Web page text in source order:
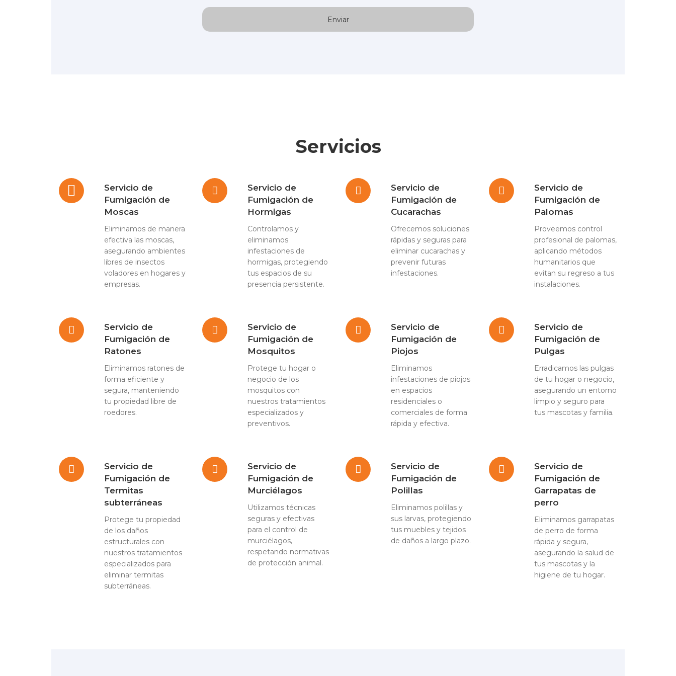
Servicios
Servicio de
Fumigación de
Moscas
Eliminamos de manera
efectiva las moscas,
asegurando ambientes
libres de insectos
voladores en hogares y
empresas.
Servicio de
Fumigación de
Hormigas
Controlamos y
eliminamos
infestaciones de
hormigas, protegiendo
tus espacios de su
presencia persistente.
Servicio de
Fumigación de
Cucarachas
Ofrecemos soluciones
rápidas y seguras para
eliminar cucarachas y
prevenir futuras
infestaciones.
Servicio de
Fumigación de
Palomas
Proveemos control
profesional de palomas,
aplicando métodos
humanitarios que
evitan su regreso a tus
instalaciones.
Servicio de
Fumigación de
Ratones
Eliminamos ratones de
forma eficiente y
segura, manteniendo
tu propiedad libre de
roedores.
Servicio de
Fumigación de
Mosquitos
Protege tu hogar o
negocio de los
mosquitos con
nuestros tratamientos
especializados y
preventivos.
Servicio de
Fumigación de
Piojos
Eliminamos
infestaciones de piojos
en espacios
residenciales o
comerciales de forma
rápida y efectiva.
Servicio de
Fumigación de
Pulgas
Erradicamos las pulgas
de tu hogar o negocio,
asegurando un entorno
limpio y seguro para
tus mascotas y familia.
Servicio de
Fumigación de
Termitas
subterráneas
Protege tu propiedad
de los daños
estructurales con
nuestros tratamientos
especializados para
eliminar termitas
subterráneas.
Servicio de
Fumigación de
Murciélagos
Utilizamos técnicas
seguras y efectivas
para el control de
murciélagos,
respetando normativas
de protección animal.
Servicio de
Fumigación de
Polillas
Eliminamos polillas y
sus larvas, protegiendo
tus muebles y tejidos
de daños a largo plazo.
Servicio de
Fumigación de
Garrapatas de
perro
Eliminamos garrapatas
de perro de forma
rápida y segura,
asegurando la salud de
tus mascotas y la
higiene de tu hogar.